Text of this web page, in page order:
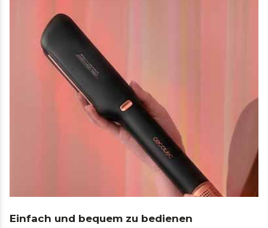
Einfach und bequem zu bedienen